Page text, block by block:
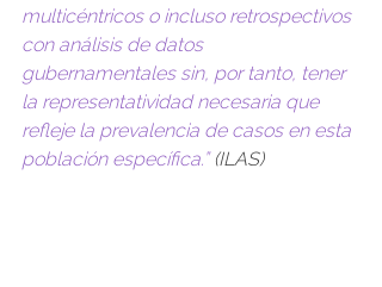
multicéntricos o incluso retrospectivos
con análisis de datos
gubernamentales sin, por tanto, tener
la representatividad necesaria que
refleje la prevalencia de casos en esta
población específica.” (ILAS)